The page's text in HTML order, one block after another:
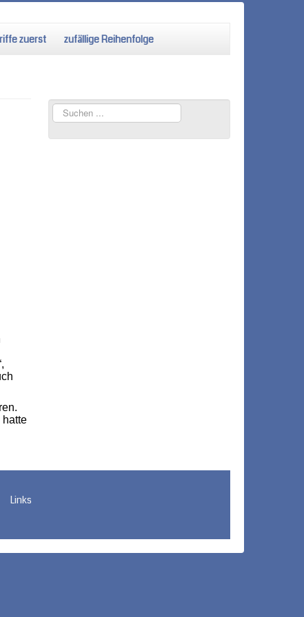
zuerst zufällige Reihenfolge
hatte
Suchen
...
Links